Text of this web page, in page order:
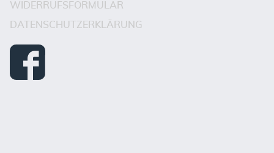
WIDERRUFSFORMULAR
DATENSCHUTZERKLÄRUNG